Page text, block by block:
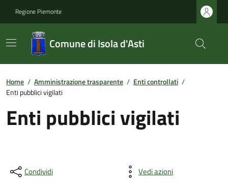
Regione Piemonte
Comune di Isola d'Asti
Home / Amministrazione trasparente / Enti controllati /
Enti pubblici vigilati
Enti pubblici vigilati
Condividi Vedi azioni